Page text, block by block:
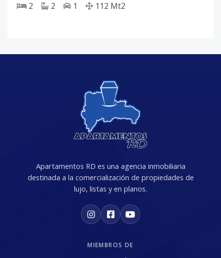
2 2 1 112 Mt2
Apartamentos RD es una agencia inmobiliaria
destinada a la comercialización de propiedades de
lujo, listas y en planos.
MIEMBROS DE